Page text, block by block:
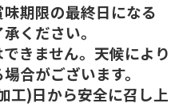
期限の最終日になる
ください。
きません。天候により
合がございます。
工)日から安全に召し上